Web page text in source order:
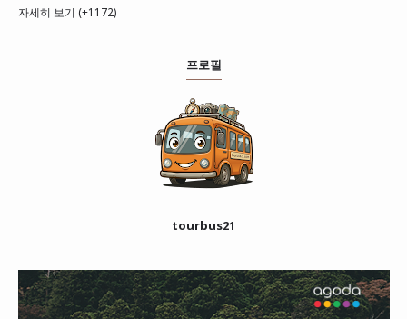
자세히 보기 (+1172)
프로필
tourbus21